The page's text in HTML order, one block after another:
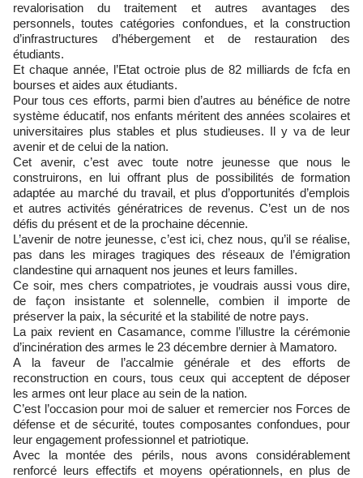
revalorisation du traitement et autres avantages des
personnels, toutes catégories confondues, et la construction
d’infrastructures d’hébergement et de restauration des
étudiants.
Et chaque année, l’Etat octroie plus de 82 milliards de fcfa en
bourses et aides aux étudiants.
Pour tous ces efforts, parmi bien d’autres au bénéfice de notre
système éducatif, nos enfants méritent des années scolaires et
universitaires plus stables et plus studieuses. Il y va de leur
avenir et de celui de la nation.
Cet avenir, c’est avec toute notre jeunesse que nous le
construirons, en lui offrant plus de possibilités de formation
adaptée au marché du travail, et plus d’opportunités d’emplois
et autres activités génératrices de revenus. C’est un de nos
défis du présent et de la prochaine décennie.
L’avenir de notre jeunesse, c’est ici, chez nous, qu’il se réalise,
pas dans les mirages tragiques des réseaux de l’émigration
clandestine qui arnaquent nos jeunes et leurs familles.
Ce soir, mes chers compatriotes, je voudrais aussi vous dire,
de façon insistante et solennelle, combien il importe de
préserver la paix, la sécurité et la stabilité de notre pays.
La paix revient en Casamance, comme l’illustre la cérémonie
d’incinération des armes le 23 décembre dernier à Mamatoro.
A la faveur de l’accalmie générale et des efforts de
reconstruction en cours, tous ceux qui acceptent de déposer
les armes ont leur place au sein de la nation.
C’est l’occasion pour moi de saluer et remercier nos Forces de
défense et de sécurité, toutes composantes confondues, pour
leur engagement professionnel et patriotique.
Avec la montée des périls, nous avons considérablement
renforcé leurs effectifs et moyens opérationnels, en plus de